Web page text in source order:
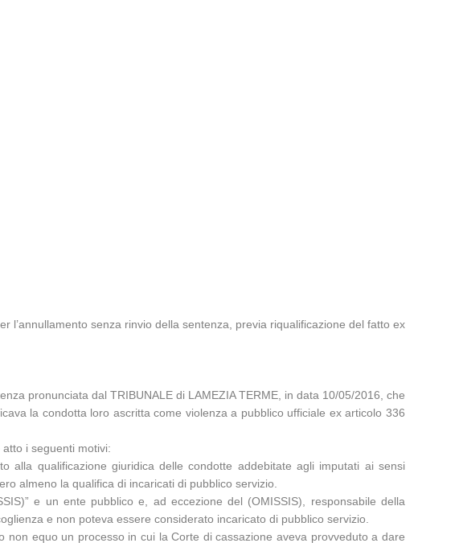
l’annullamento senza rinvio della sentenza, previa riqualificazione del fatto ex
pronunciata dal TRIBUNALE di LAMEZIA TERME, in data 10/05/2016, che
la condotta loro ascritta come violenza a pubblico ufficiale ex articolo 336
i seguenti motivi:
alla qualificazione giuridica delle condotte addebitate agli imputati ai sensi
almeno la qualifica di incaricati di pubblico servizio.
e un ente pubblico e, ad eccezione del (OMISSIS), responsabile della
e non poteva essere considerato incaricato di pubblico servizio.
equo un processo in cui la Corte di cassazione aveva provveduto a dare